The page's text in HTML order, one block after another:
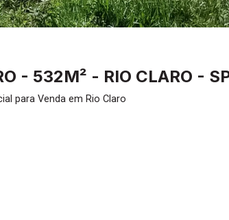
- 532M² - RIO CLARO -
para Venda em Rio Claro